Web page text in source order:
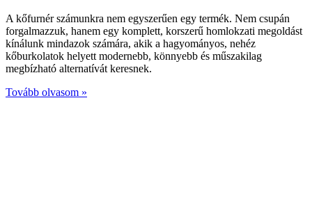
A kőfurnér számunkra nem egyszerűen egy termék. Nem csupán
forgalmazzuk, hanem egy komplett, korszerű homlokzati megoldást
kínálunk mindazok számára, akik a hagyományos, nehéz
kőburkolatok helyett modernebb, könnyebb és műszakilag
megbízható alternatívát keresnek.
Tovább olvasom »